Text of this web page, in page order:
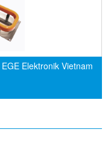
Elektronik Vietnam